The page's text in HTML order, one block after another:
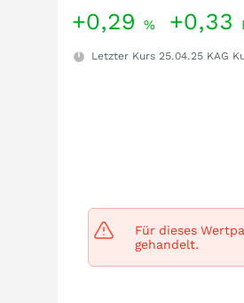
+0,29 % +0,33
Letzter Kurs 25.04.25 KAG
Für dieses
gehandelt.